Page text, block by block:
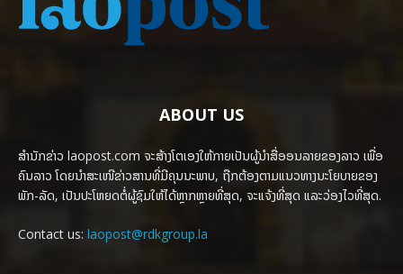
ABOUT US
ສຳນັກຂ່າວ laopost.com ຈະສ້າງໂຕເອງໃຫ້ກາຍເປັນຜູ້ນຳສື່ອອນລາຍຂອງລາວ ເພື່ອ
ຄົນລາວ ໂດຍນຳສະເໜີຂ່າວສານທີ່ມີຄຸນນະພາບ, ຖືກຕ້ອງຕາມແນວທາງນະໂຍບາຍຂອງ
ພັກ-ລັດ, ເປັນປະໂຫຍດຕໍ່ຜູ້ຊົມໃຫ້ໄດ້ຫຼາກຫຼາຍທີ່ສຸດ, ຈະແຈ້ງທີ່ສຸດ ແລະວ່ອງໄວທີ່ສຸດ.
Contact us: laopost@rdkgroup.la